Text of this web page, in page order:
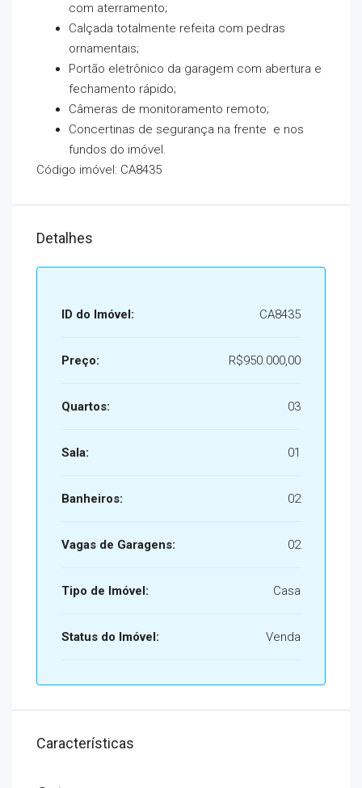
com aterramento;
Calçada totalmente refeita com pedras
ornamentais;
Portão eletrônico da garagem com abertura e
fechamento rápido;
Câmeras de monitoramento remoto;
Concertinas de segurança na frente e nos
fundos do imóvel.
Código imóvel: CA8435
Detalhes
ID do Imóvel: CA8435
Preço: R$950.000,00
Quartos: 03
Sala: 01
Banheiros: 02
Vagas de Garagens: 02
Tipo de Imóvel: Casa
Status do Imóvel: Venda
Características